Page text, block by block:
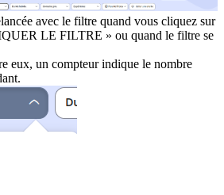
avec le filtre quand vous cliquez sur
LE FILTRE » ou quand le filtre se
eux, un compteur indique le nombre